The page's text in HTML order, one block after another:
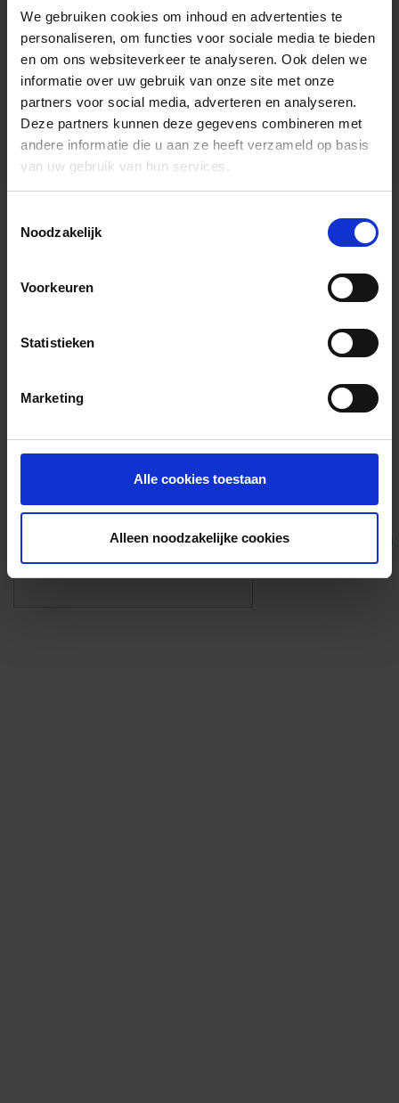
We gebruiken cookies om inhoud en advertenties te
personaliseren, om functies voor sociale media te bieden
en om ons websiteverkeer te analyseren. Ook delen we
informatie over uw gebruik van onze site met onze
partners voor social media, adverteren en analyseren.
Deze partners kunnen deze gegevens combineren met
andere informatie die u aan ze heeft verzameld op basis
van uw gebruik van hun services.
Noodzakelijk
Voorkeuren
Statistieken
Marketing
Alle cookies toestaan
Alleen noodzakelijke cookies
Algemene informatie
Foto’s ({{photos.length}})
Eigen foto’s